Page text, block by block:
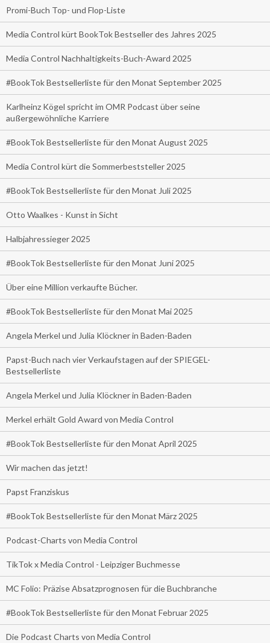
Promi-Buch Top- und Flop-Liste
Media Control kürt BookTok Bestseller des Jahres 2025
Media Control Nachhaltigkeits-Buch-Award 2025
#BookTok Bestsellerliste für den Monat September 2025
Karlheinz Kögel spricht im OMR Podcast über seine
außergewöhnliche Karriere
#BookTok Bestsellerliste für den Monat August 2025
Media Control kürt die Sommerbeststeller 2025
#BookTok Bestsellerliste für den Monat Juli 2025
Otto Waalkes - Kunst in Sicht
Halbjahressieger 2025
#BookTok Bestsellerliste für den Monat Juni 2025
Über eine Million verkaufte Bücher.
#BookTok Bestsellerliste für den Monat Mai 2025
Angela Merkel und Julia Klöckner in Baden-Baden
Papst-Buch nach vier Verkaufstagen auf der SPIEGEL-
Bestsellerliste
Angela Merkel und Julia Klöckner in Baden-Baden
Merkel erhält Gold Award von Media Control
#BookTok Bestsellerliste für den Monat April 2025
Wir machen das jetzt!
Papst Franziskus
#BookTok Bestsellerliste für den Monat März 2025
Podcast-Charts von Media Control
TikTok x Media Control - Leipziger Buchmesse
MC Folio: Präzise Absatzprognosen für die Buchbranche
#BookTok Bestsellerliste für den Monat Februar 2025
Die Podcast Charts von Media Control